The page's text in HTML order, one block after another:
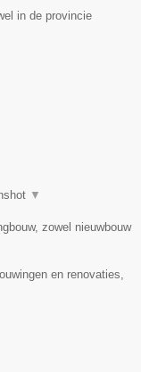
in de provincie
▼
zowel nieuwbouw
en renovaties,